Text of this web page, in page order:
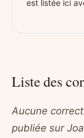
est listée ici
Liste des
Aucune
publiée sur